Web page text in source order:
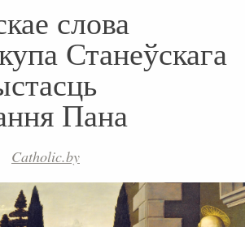
слова
Станеўскага
Пана
Catholic.by